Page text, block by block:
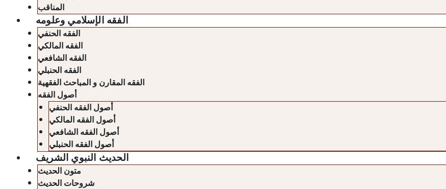
المناقب
الفقه الإسلامي وعلومه
الفقه الحنفي
الفقه المالكي
الفقه الشافعي
الفقه الحنبلي
الفقه المقارن و المباحث الفقهية
أصول الفقه
أصول الفقه الحنفي
أصول الفقه المالكي
أصول الفقه الشافعي
أصول الفقه الحنبلي
الحديث النبوي الشريف
متون الحديث
شروحات الحديث